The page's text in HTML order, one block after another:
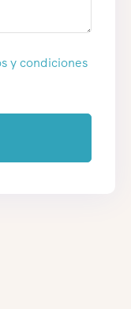
y condiciones